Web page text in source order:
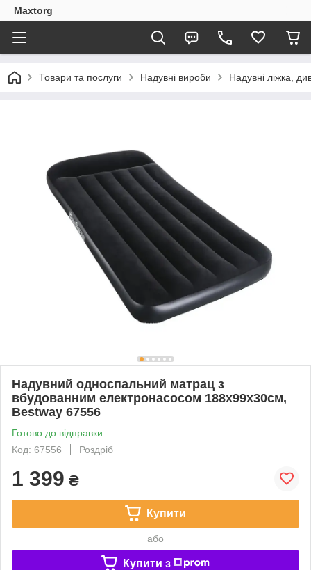
Maxtorg
Товари та послуги Надувні вироби Надувні ліжка,
Надувний односпальний матрац з
вбудованним електронасосом 188х99х30см,
Bestway 67556
Готово до відправки
Код: 67556
Роздріб
1 399 ₴
Купити
або
Купити з